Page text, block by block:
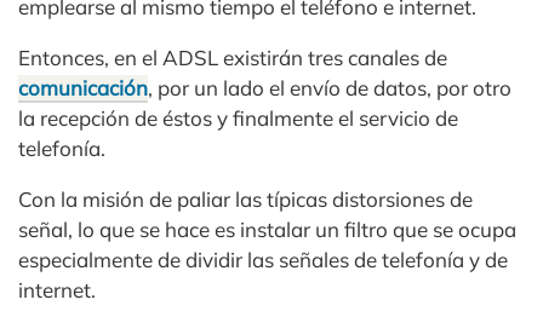
emplearse al mismo tiempo el teléfono e internet.
Entonces, en el ADSL existirán tres canales de
comunicación, por un lado el envío de datos, por otro
la recepción de éstos y finalmente el servicio de
telefonía.
Con la misión de paliar las típicas distorsiones de
señal, lo que se hace es instalar un filtro que se ocupa
especialmente de dividir las señales de telefonía y de
internet.